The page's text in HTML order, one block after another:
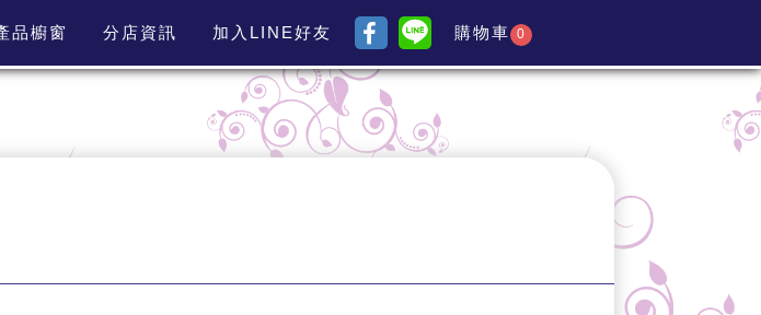
品櫥窗 分店資訊 加入LINE好友 購物車 0